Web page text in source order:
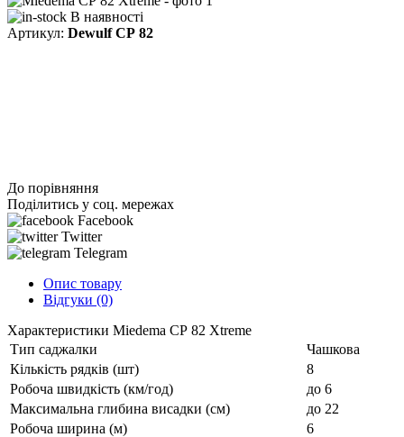
В наявності
Артикул: Dewulf СР 82
До порівняння
Поділитись у соц. мережах
Facebook
Twitter
Telegram
Опис товару
Відгуки (0)
Характеристики Miedema СР 82 Xtreme
Тип саджалки
Чашкова
Кількість рядків (шт)
8
Робоча швидкість (км/год)
до 6
Максимальна глибина висадки (см)
до 22
Робоча ширина (м)
6